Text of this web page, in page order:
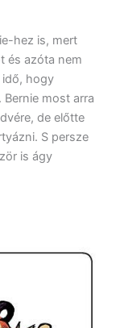
hez is, mert
és azóta nem
idő, hogy
most arra
de előtte
S persze
is ágy